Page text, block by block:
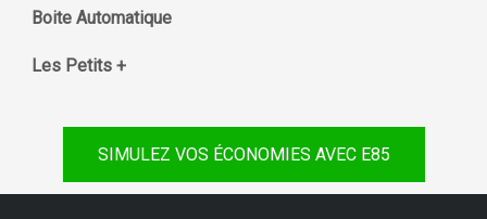
Boite Automatique
Les Petits +
SIMULEZ VOS ÉCONOMIES AVEC E85